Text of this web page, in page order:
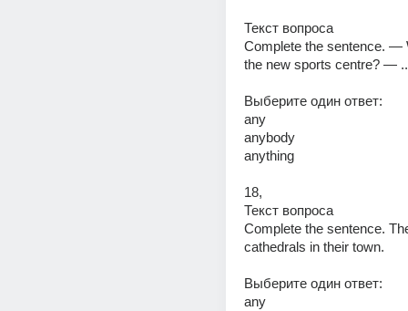
Текст вопроса
Complete the sentence. —
Выберите один ответ:
any
anybody
anything
18,
Текст вопроса
Complete the sentence.
cathedrals in their town.
Выберите один ответ:
any